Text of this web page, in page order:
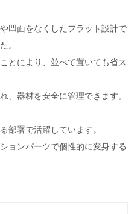
凹面をなくしたフラット設計で
。
とにより、並べて置いても省ス
、器材を安全に管理できます。
部署で活躍しています。
ョンパーツで個性的に変身する